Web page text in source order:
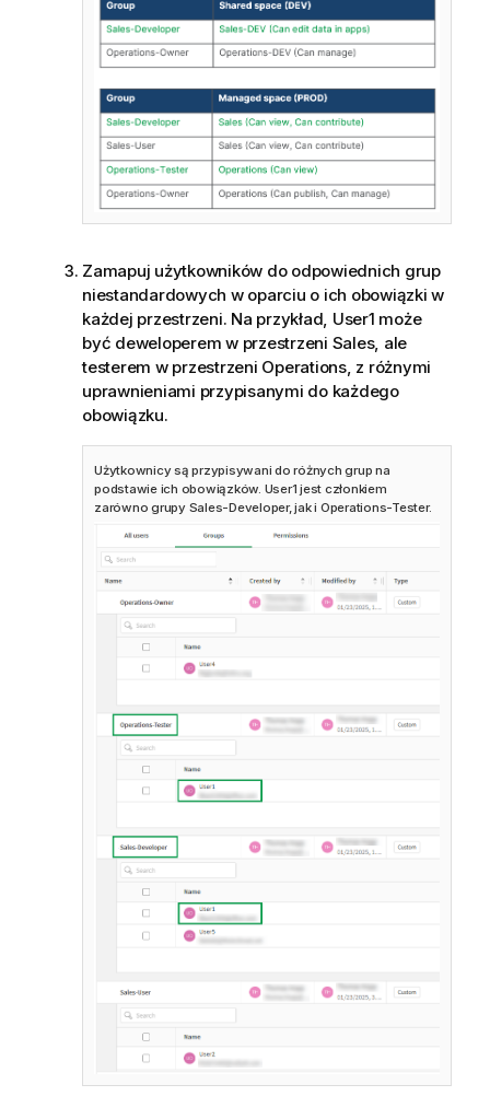
Zamapuj użytkowników do odpowiednich grup
niestandardowych w oparciu o ich obowiązki w
każdej przestrzeni. Na przykład, User1 może
być deweloperem w przestrzeni Sales, ale
testerem w przestrzeni Operations, z różnymi
uprawnieniami przypisanymi do każdego
obowiązku.
Użytkownicy są przypisywani do różnych grup na
podstawie ich obowiązków. User1 jest członkiem
zarówno grupy Sales-Developer, jak i Operations-Tester.